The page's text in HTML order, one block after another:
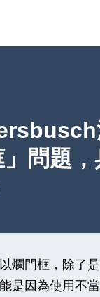
」問題
爛門框，除了
是因為使用不